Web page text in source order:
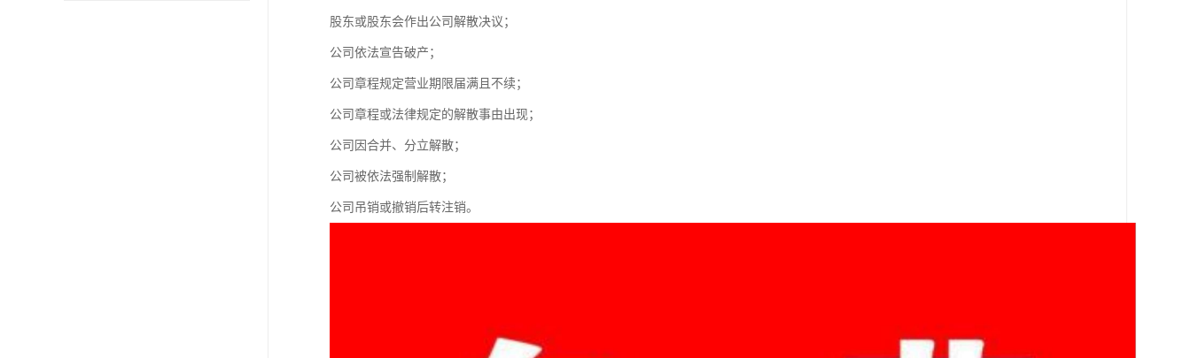
股东或股东会作出公司解散决议；
公司依法宣告破产；
公司章程规定营业期限届满且不续；
公司章程或法律规定的解散事由出现；
公司因合并、分立解散；
公司被依法强制解散；
公司吊销或撤销后转注销。